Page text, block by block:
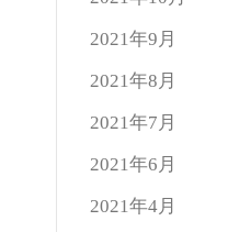
2021年9月
2021年8月
2021年7月
2021年6月
2021年4月